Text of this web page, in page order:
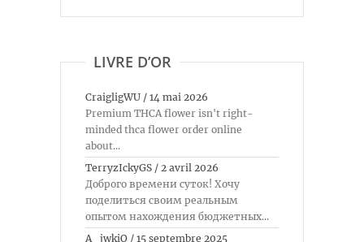
LIVRE D’OR
CraigligWU / 14 mai 2026
Premium THCA flower isn't right-
minded thca flower order online
about...
TerryzIckyGS / 2 avril 2026
Доброго времени суток! Хочу
поделиться своим реальным
опытом нахождения бюджетных...
A_jwkiO / 15 septembre 2025